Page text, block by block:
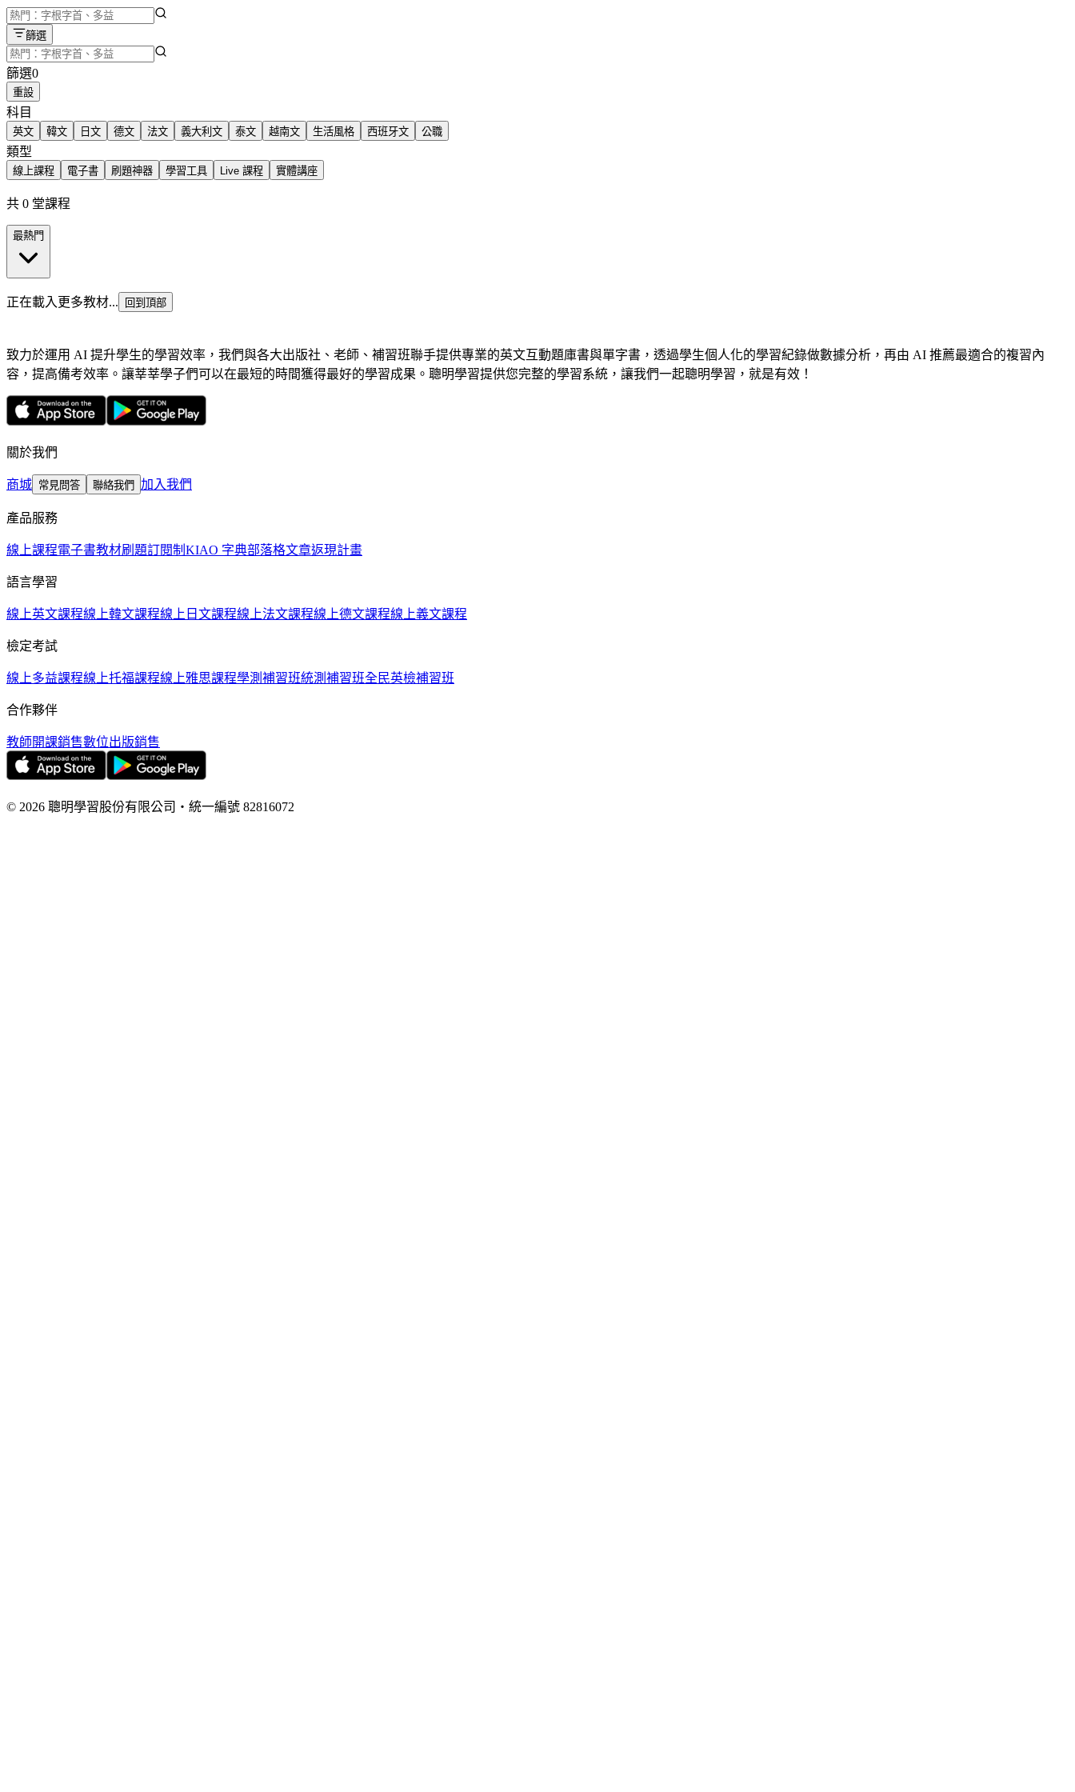
篩選
篩選0
重設
科目
英文 韓文 日文 德文 法文 義大利文 泰文 越南文 生活風格 西班牙文 公職
類型
線上課程 電子書 刷題神器 學習工具 Live 課程 實體講座
共 0 堂課程
最熱門
正在載入更多教材... 回到頂部
致力於運用 AI 提升學生的學習效率，我們與各大出版社、老師、補習班聯手提供專業的英文互動題庫書與單字書，透過學生個人化的學習紀錄做數據分析，再由 AI 推薦最適合的複習內
容，提高備考效率。讓莘莘學子們可以在最短的時間獲得最好的學習成果。聰明學習提供您完整的學習系統，讓我們一起聰明學習，就是有效！
關於我們
商城 常見問答 聯絡我們 加入我們
產品服務
線上課程電子書教材刷題訂閱制 KIAO 字典部落格文章返現計畫
語言學習
線上英文課程線上韓文課程線上日文課程線上法文課程線上德文課程線上義文課程
檢定考試
線上多益課程線上托福課程線上雅思課程學測補習班統測補習班全民英檢補習班
合作夥伴
教師開課銷售數位出版銷售
© 2026 聰明學習股份有限公司 ・ 統一編號 82816072